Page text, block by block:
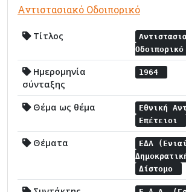
Αντιστασιακό Οδοιπορικό
Τίτλος
Οδοιπορικό
Ημερομηνία
σύνταξης
1964
Θέμα ως θέμα
Εθνική
Επέτειοι
Θέματα
ΕΔΑ
Δίστομο